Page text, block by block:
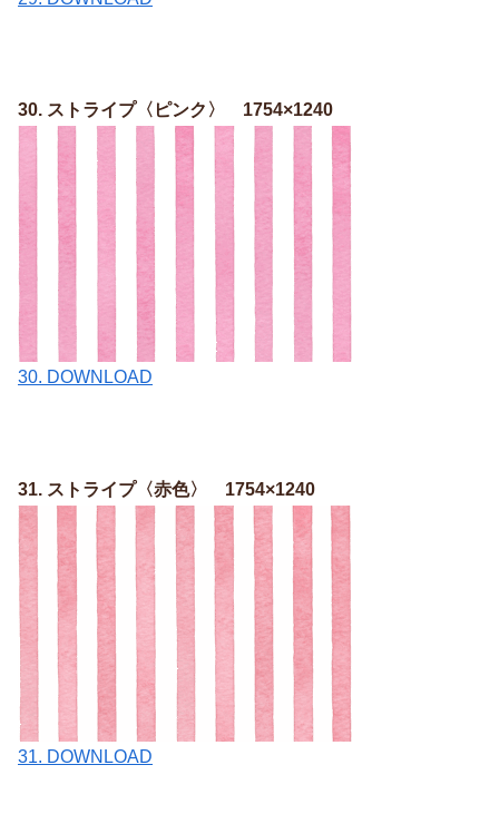
30. ストライプ〈ピンク〉 1754×1240
30. DOWNLOAD
31. ストライプ〈赤色〉 1754×1240
31. DOWNLOAD